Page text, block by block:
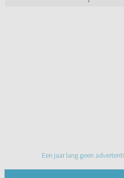
Een jaar lang geen